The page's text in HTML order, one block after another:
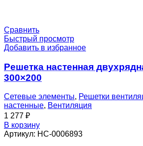
Сравнить
Быстрый просмотр
Добавить в избранное
Решетка настенная
300×200
Сетевые элементы, Решетки
настенные, Вентиляция
1 277 ₽
В корзину
Артикул: НС-0006893